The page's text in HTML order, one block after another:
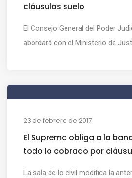
cláusulas suelo
El Consejo General del Poder
abordará con el Ministerio de
23 de febrero de 2017
El Supremo obliga a la
todo lo cobrado por
La sala de lo civil modifica la